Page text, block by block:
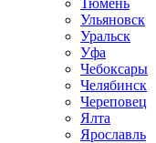
Тюмень
Ульяновск
Уральск
Уфа
Чебоксары
Челябинск
Череповец
Ялта
Ярославль